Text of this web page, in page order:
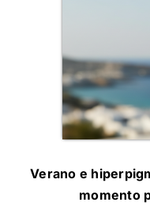
Verano e
momento